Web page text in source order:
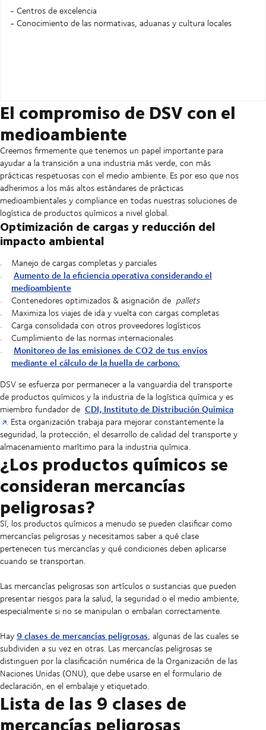
- Centros de excelencia
- Conocimiento de las normativas, aduanas y cultura locales
El compromiso de DSV con el
medioambiente
Creemos firmemente que tenemos un papel importante para
ayudar a la transición a una industria más verde, con más
prácticas respetuosas con el medio ambiente. Es por eso que nos
adherimos a los más altos estándares de prácticas
medioambientales y compliance en todas nuestras soluciones de
logística de productos químicos a nivel global.
Optimización de cargas y reducción del
impacto ambiental
Manejo de cargas completas y parciales
Aumento de la eficiencia operativa considerando el
medioambiente
Contenedores optimizados & asignación de pallets
Maximiza los viajes de ida y vuelta con cargas completas
Carga consolidada con otros proveedores logísticos
Cumplimiento de las normas internacionales
Monitoreo de las emisiones de CO2 de tus envíos
mediante el cálculo de la huella de carbono.
DSV se esfuerza por permanecer a la vanguardia del transporte
de productos químicos y la industria de la logística química y es
miembro fundador de CDI, Instituto de Distribución Química
. Esta organización trabaja para mejorar constantemente la
seguridad, la protección, el desarrollo de calidad del transporte y
almacenamiento marítimo para la industria química.
¿Los productos químicos se
consideran mercancías
peligrosas?
Sí, los productos químicos a menudo se pueden clasificar como
mercancías peligrosas y necesitamos saber a qué clase
pertenecen tus mercancías y qué condiciones deben aplicarse
cuando se transportan.
Las mercancías peligrosas son artículos o sustancias que pueden
presentar riesgos para la salud, la seguridad o el medio ambiente,
especialmente si no se manipulan o embalan correctamente.
Hay 9 clases de mercancías peligrosas, algunas de las cuales se
subdividen a su vez en otras. Las mercancías peligrosas se
distinguen por la clasificación numérica de la Organización de las
Naciones Unidas (ONU), que debe usarse en el formulario de
declaración, en el embalaje y etiquetado.
Lista de las 9 clases de
mercancías peligrosas